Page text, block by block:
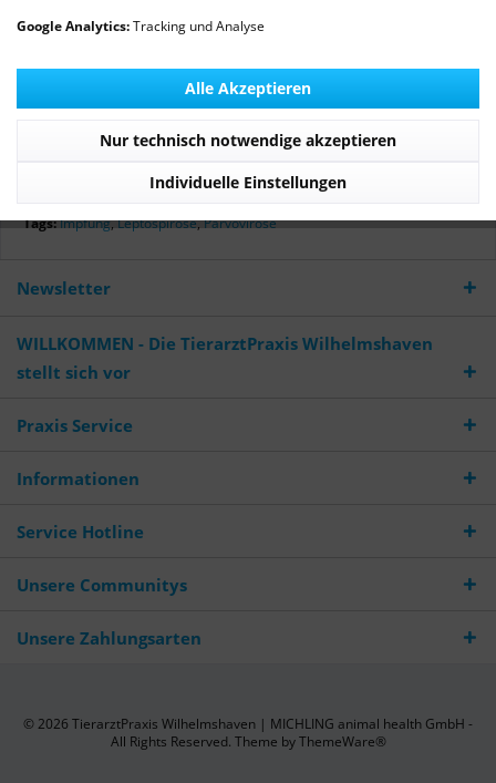
modernen Hundeimpfstoff umgestellt.
aktuellem Impfstoff geschützt, für Hunde welche bisher mit
„alten“ Impfstoffen geimpft wurden, besteht natürlich die
Möglichkeit zu wechseln.
Tags:Impfung,Leptospirose,Parvovirose
Newsletter
WILLKOMMEN - Die TierarztPraxis Wilhelmshaven
stellt sich vor
Praxis Service
Informationen
Service Hotline
Unsere Communitys
Unsere Zahlungsarten
© 2026 TierarztPraxis Wilhelmshaven | MICHLING animal health GmbH -
All Rights Reserved. Theme byThemeWare®
Google Analytics:Tracking und Analyse
Individuelle Einstellungen
Nur technisch notwendige akzeptieren
Alle Akzeptieren